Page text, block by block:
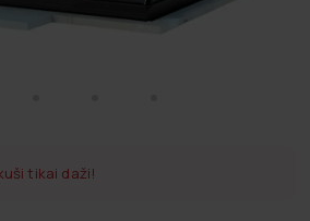
tikai daži!